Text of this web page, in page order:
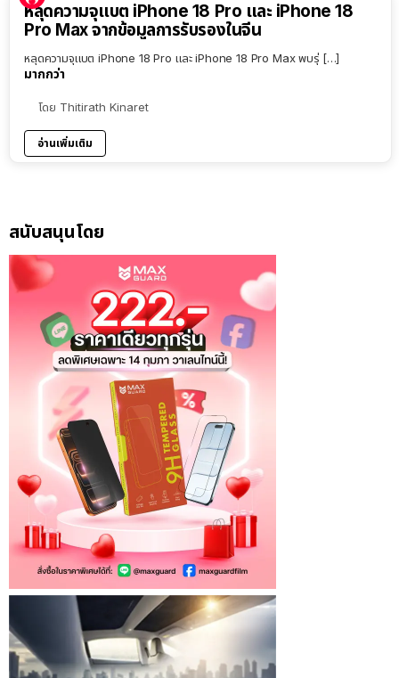
หลุดความจุแบต iPhone 18 Pro และ iPhone 18
Pro Max จากข้อมูลการรับรองในจีน
หลุดความจุแบต iPhone 18 Pro และ iPhone 18 Pro Max พบรุ่ […]
มากกว่า
โดย Thitirath Kinaret
อ่านเพิ่มเติม
สนับสนุนโดย